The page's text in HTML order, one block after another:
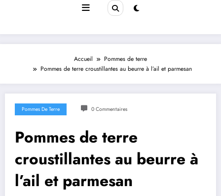
Accueil
Pommes de terre
Pommes de terre croustillantes au beurre à l’ail et parmesan
Pommes De Terre 0 Commentaires
Pommes de terre
croustillantes au beurre à
l’ail et parmesan